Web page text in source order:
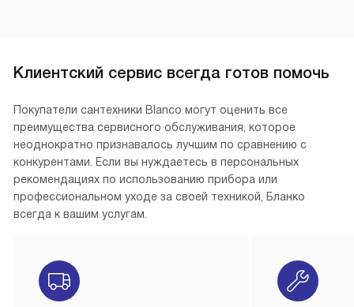
Клиентский сервис всегда готов помочь
Покупатели сантехники Blanco могут оценить все
преимущества сервисного обслуживания, которое
неоднократно признавалось лучшим по сравнению с
конкурентами. Если вы нуждаетесь в персональных
рекомендациях по использованию прибора или
профессиональном уходе за своей техникой, Бланко
всегда к вашим услугам.